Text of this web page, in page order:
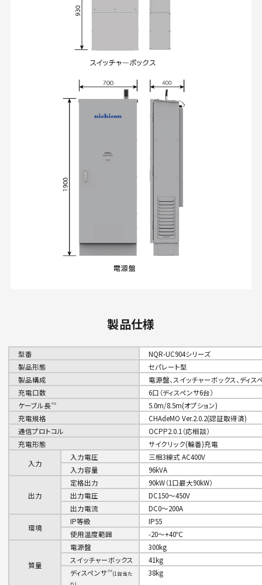
製品仕様
型番
NQR-UC904シリーズ
製品形態
セパレート型
製品構成
電源盤、スイッチャーボックス、ディス
充電口数
6口（ディスペンサ6台）
ケーブル長※5
5.0m/8.5m(オプション)
充電規格
CHAdeMO Ver.2.0.2(認証取得済)
通信プロトコル
OCPP2.0.1（応相談）
充電形態
サイクリック(輪番)充電
入力
入力電圧
三相3線式 AC400V
入力容量
96kVA
出力
定格出力
90kW（1口最大90kW）
出力電圧
DC150～450V
出力電流
DC0～200A
環境
IP等級
IP55
使用温度範囲
-20～+40℃
質量
電源盤
300kg
スイッチャーボックス
41kg
ディスペンサ※6(1台当た
38kg